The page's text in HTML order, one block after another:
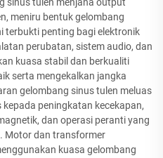
sinus tulen menjana output
meniru bentuk gelombang
terbukti penting bagi elektronik
perubatan, sistem audio, dan
kuasa stabil dan berkualiti
serta mengekalkan jangka
gelombang sinus tulen meluas
peningkatan kecekapan,
dan operasi peranti yang
Motor dan transformer
kuasa gelombang